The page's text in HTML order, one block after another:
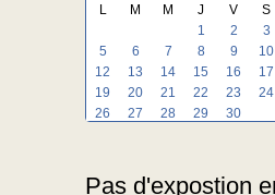
L M M J V S
1
2 3
5
6 7 8 9 10
12
13 14 15 16 17
19
20 21 22 23 24
26
27 28 29 30
Pas d'expostion